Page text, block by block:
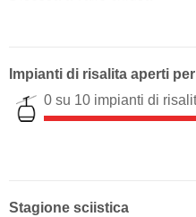
Impianti di risalita aperti
0 su 10 impianti di
Stagione sciistica